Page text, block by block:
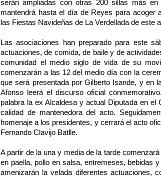
serán ampliadas con otras 200 sillas más
mantendrá hasta el día de Reyes para acoger
las Fiestas Navideñas de La Verdellada de este
Las asociaciones han preparado para este
actuaciones, de comida, de baile y de
comunidad el medio siglo de vida de su
comenzarán a las 12 del medio día con la
que será presentada por Gilberto Isande, y en
Afonso leerá el discurso oficial
palabra la ex Alcaldesa y actual Diputada en el
calidad de mantenedora del acto.
homenaje a los presidentes, y cerrará el acto
Fernando Clavijo Batlle.
A partir de la una y media de la tarde
en paella, pollo en salsa, entremeses, bebidas
amenizarán la velada diferentes actuaciones,